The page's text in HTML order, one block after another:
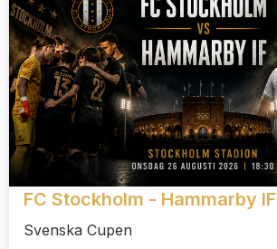
FC Stockholm - Hammarby IF
Svenska Cupen